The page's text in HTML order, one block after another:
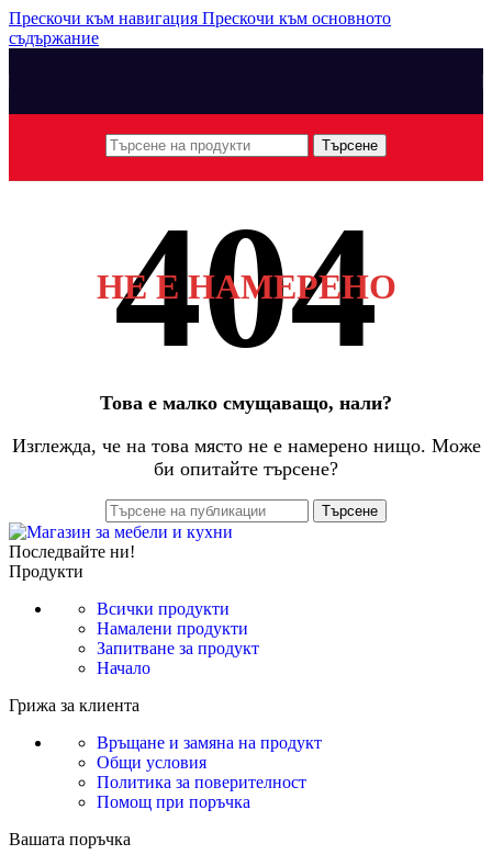
Прескочи към навигация Прескочи към основното
съдържание
Търсене
НЕ Е НАМЕРЕНО
Това е малко смущаващо, нали?
Изглежда, че на това място не е намерено нищо. Може
би опитайте търсене?
Търсене
Последвайте ни!
Продукти
Всички продукти
Намалени продукти
Запитване за продукт
Начало
Грижа за клиента
Връщане и замяна на продукт
Общи условия
Политика за поверителност
Помощ при поръчка
Вашата поръчка